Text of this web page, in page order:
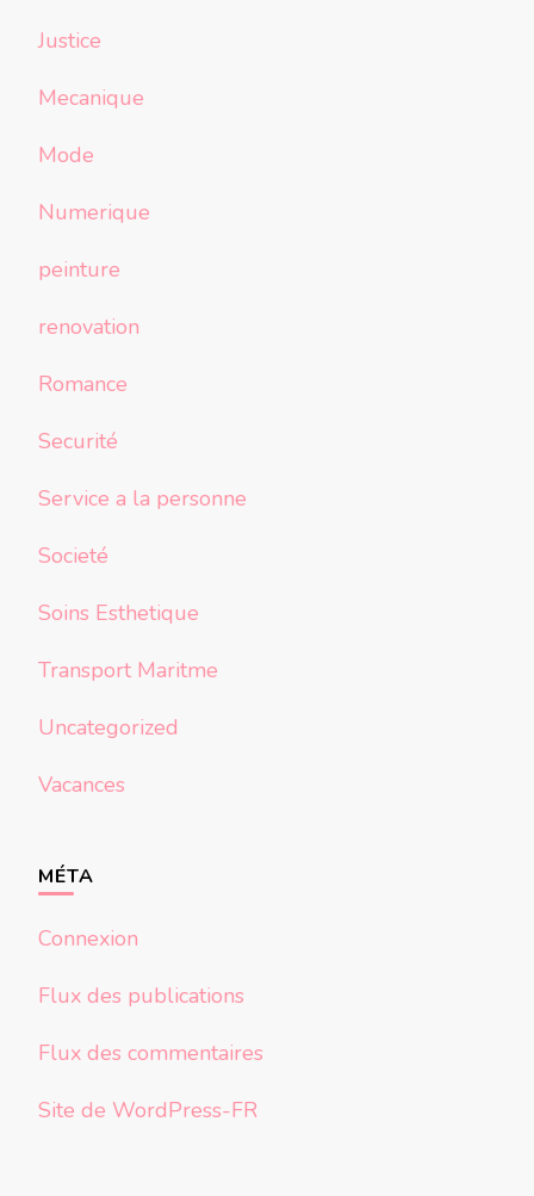
Justice
Mecanique
Mode
Numerique
peinture
renovation
Romance
Securité
Service a la personne
Societé
Soins Esthetique
Transport Maritme
Uncategorized
Vacances
MÉTA
Connexion
Flux des publications
Flux des commentaires
Site de WordPress-FR